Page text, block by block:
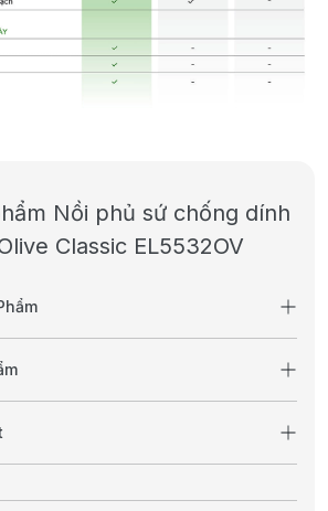
Nồi phủ sứ chống dính
Classic EL5532OV